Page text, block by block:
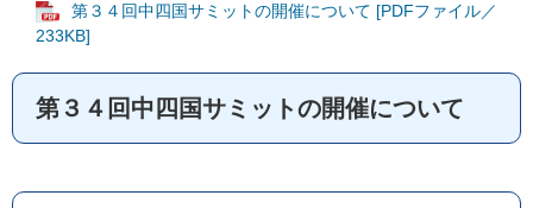
第３４回中四国サミットの開催について [PDFファイル／
233KB]
第３４回中四国サミットの開催について